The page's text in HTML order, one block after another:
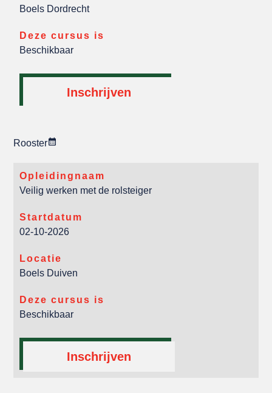
Boels Dordrecht
Deze cursus is
Beschikbaar
Inschrijven
Rooster
Opleidingnaam
Veilig werken met de rolsteiger
Startdatum
02-10-2026
Locatie
Boels Duiven
Deze cursus is
Beschikbaar
Inschrijven